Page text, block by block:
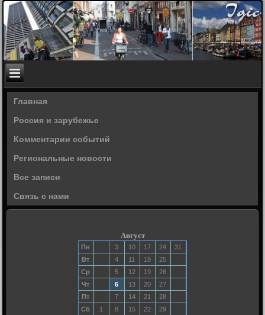
Главная
Россия и зарубежье
Комментарии событий
Региональные новости
Все записи
Связь с нами
Август
Пн 3 10 17 24
31
Вт
4 11 18
25
Ср
5 12 19
26
Чт
6 13 20
27
Пт
7 14 21
28
Сб
1 8 15 22
29